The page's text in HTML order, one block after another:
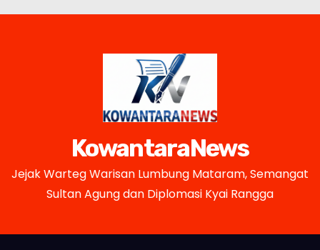
KowantaraNews
Jejak Warteg Warisan Lumbung Mataram, Semangat
Sultan Agung dan Diplomasi Kyai Rangga